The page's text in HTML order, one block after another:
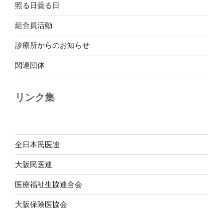
照る日曇る日
組合員活動
診療所からのお知らせ
関連団体
リンク集
全日本民医連
大阪民医連
医療福祉生協連合会
大阪保険医協会